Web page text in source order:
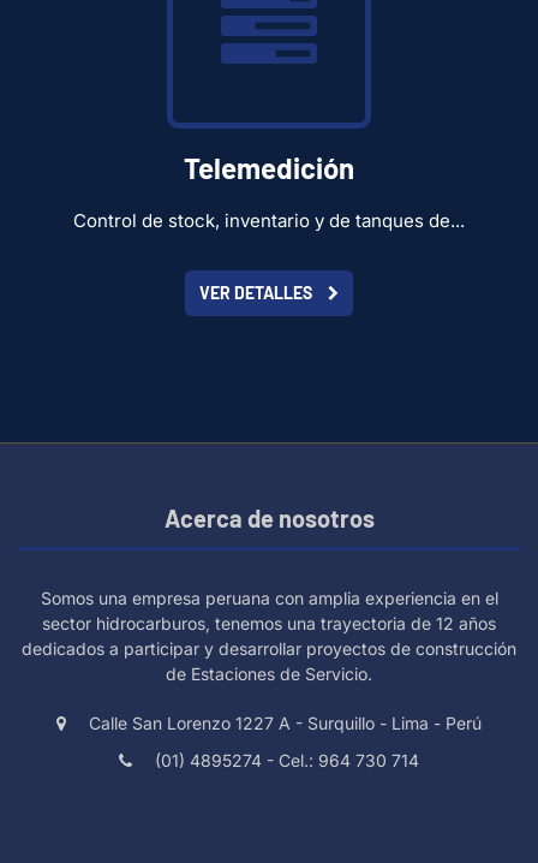
Telemedición
Control de stock, inventario y de tanques de...
VER DETALLES
Acerca de nosotros
Somos una empresa peruana con amplia experiencia en el
sector hidrocarburos, tenemos una trayectoria de 12 años
dedicados a participar y desarrollar proyectos de construcción
de Estaciones de Servicio.
Calle San Lorenzo 1227 A - Surquillo - Lima - Perú
(01) 4895274 - Cel.: 964 730 714